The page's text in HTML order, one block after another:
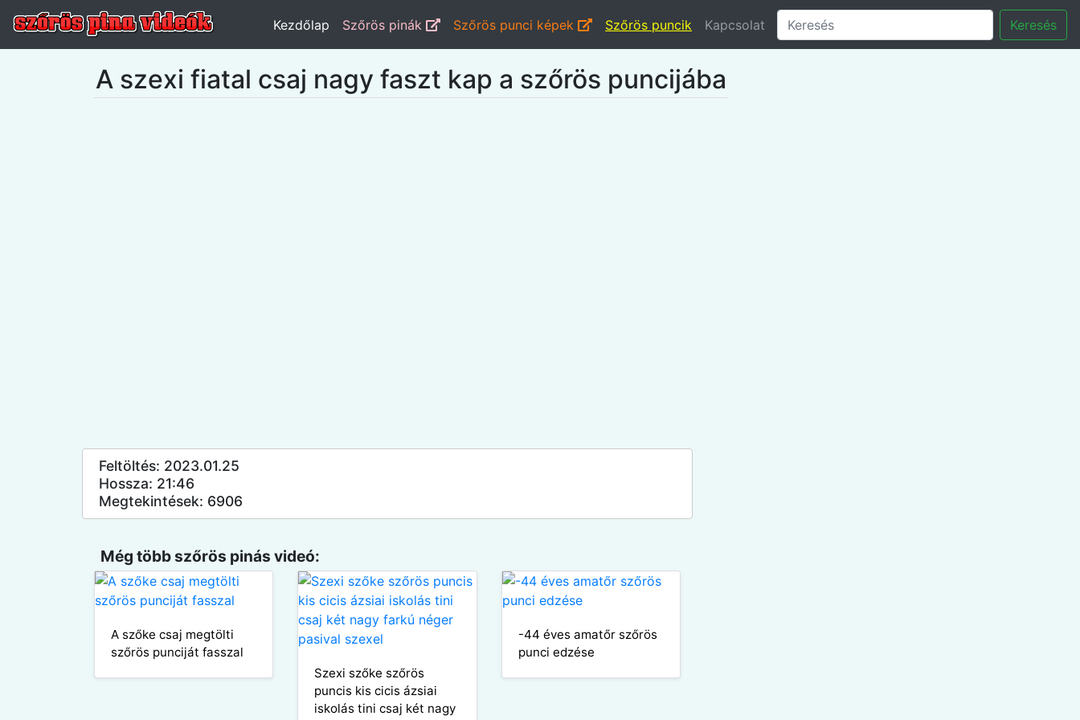
Kezdőlap Szőrös pinák Szőrös punci képek Szőrös puncik Kapcsolat Keresés
A szexi fiatal csaj nagy faszt kap a szőrös puncijába
Feltöltés: 2023.01.25
Hossza: 21:46
Megtekintések: 6906
Még több szőrös pinás videó:
A szőke csaj megtölti
szőrös punciját fasszal
Szexi szőke szőrös
puncis kis cicis ázsiai
iskolás tini csaj két nagy
-44 éves amatőr szőrös
punci edzése